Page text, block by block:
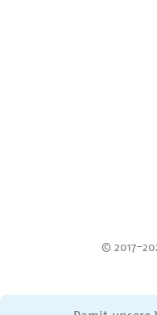
© 2017-